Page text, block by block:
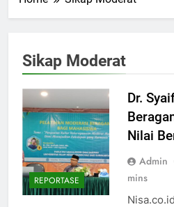
Sikap Moderat
REPORTASE
Dr.
Nilai
Admin
mins